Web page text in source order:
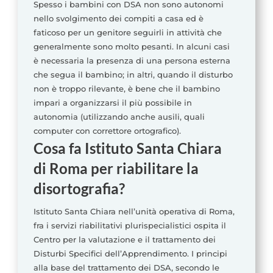
Spesso i bambini con DSA non sono autonomi
nello svolgimento dei compiti a casa ed è
faticoso per un genitore seguirli in attività che
generalmente sono molto pesanti. In alcuni casi
è necessaria la presenza di una persona esterna
che segua il bambino; in altri, quando il disturbo
non è troppo rilevante, è bene che il bambino
impari a organizzarsi il più possibile in
autonomia (utilizzando anche ausili, quali
computer con correttore ortografico).
Cosa fa Istituto Santa Chiara
di Roma per riabilitare la
disortografia?
Istituto Santa Chiara nell’unità operativa di Roma,
fra i servizi riabilitativi plurispecialistici ospita il
Centro per la valutazione e il trattamento dei
Disturbi Specifici dell’Apprendimento. I principi
alla base del trattamento dei DSA, secondo le